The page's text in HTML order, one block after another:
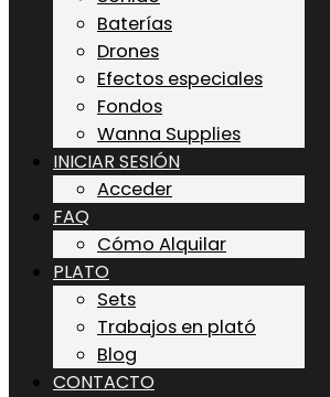
Baterías
Drones
Efectos especiales
Fondos
Wanna Supplies
INICIAR SESIÓN
Acceder
FAQ
Cómo Alquilar
PLATO
Sets
Trabajos en plató
Blog
CONTACTO